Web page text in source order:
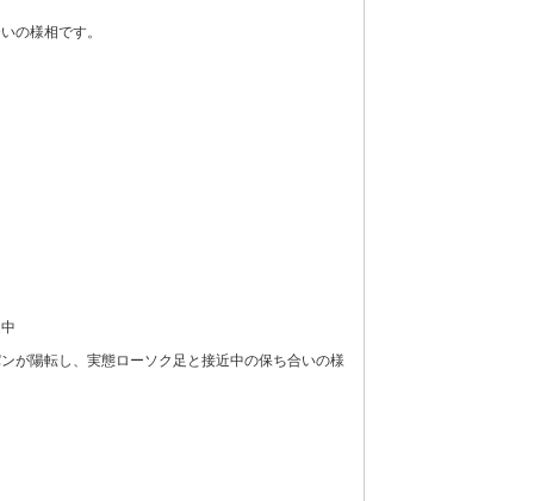
の様相です。
が陽転し、実態ローソク足と接近中の保ち合いの様